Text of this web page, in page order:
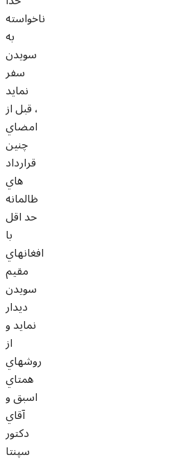
ناخواسته
به
سويدن
سفر
نمايد
، قبل از
امضاي
چنين
قرارداد
هاي
ظالمانه
حد اقل
با
افغانهاي
مقيم
سويدن
ديدار
نمايد و
از
روشهاي
همتاي
اسبق و
آقاي
دکتور
سپنتا